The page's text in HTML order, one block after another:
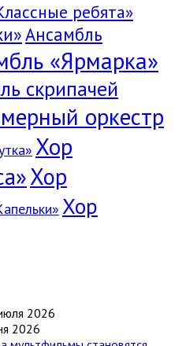
ребята»
Ансамбль
«Ярмарка»
скрипачей
оркестр
Хор
Хор
Хор
2026
2026